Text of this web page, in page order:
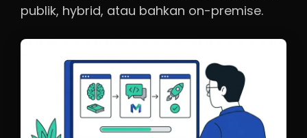
publik, hybrid, atau bahkan on-premise.